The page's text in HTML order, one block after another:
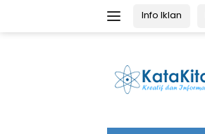
Info Iklan